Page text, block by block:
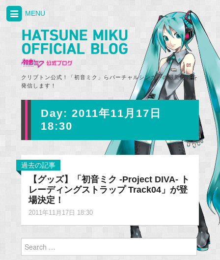
クリプトン公式！「初音ミク」らバーチャルシンガーの最新情報を
発信します！
MENU
Day: 2011年11月17日
18:30
過去の記事
【グッズ】「初音ミク -Project DIVA- ト
レーディングストラップ Track04」が登
場決定！
2011年11月17日 18:30
Search
for: